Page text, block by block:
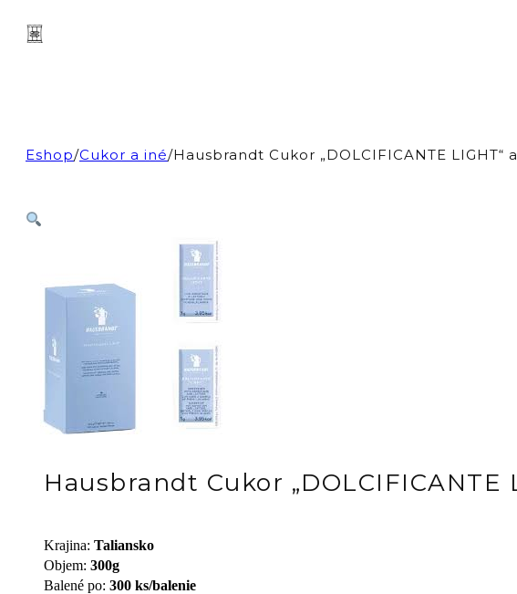
Eshop/Cukor a iné/Hausbrandt Cukor „DOLCIFICANTE LIGHT“
Hausbrandt Cukor „DOLCIFICANTE
Krajina: Taliansko
Objem: 300g
Balené po: 300 ks/balenie